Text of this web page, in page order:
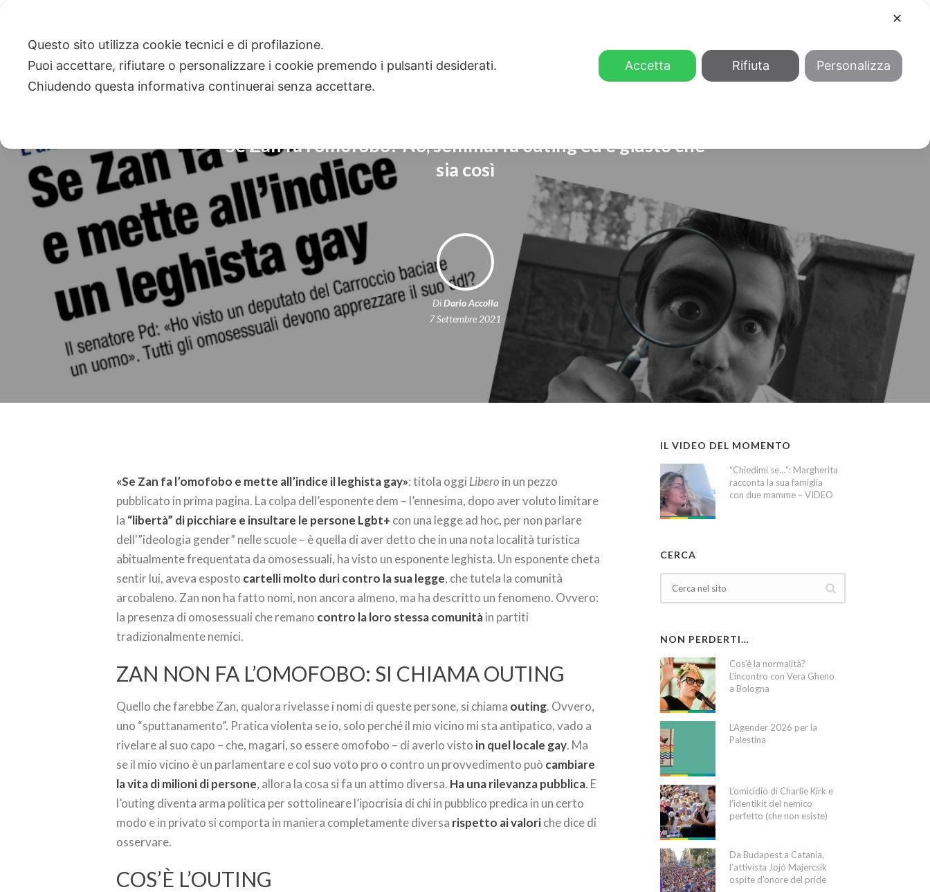
Se Zan fa l’omofobo? No, semmai fa outing ed è giusto che
sia così
DiDario Accolla
7 Settembre 2021
«Se Zan fa l’omofobo e mette all’indice il leghista gay»: titola oggi Libero in un pezzo
pubblicato in prima pagina. La colpa dell’esponente dem – l’ennesima, dopo aver voluto limitare
la “libertà” di picchiare e insultare le persone Lgbt+ con una legge ad hoc, per non parlare
dell'”ideologia gender” nelle scuole – è quella di aver detto che in una nota località turistica
abitualmente frequentata da omosessuali, ha visto un esponente leghista. Un esponente cheta
sentir lui, aveva esposto cartelli molto duri contro la sua legge, che tutela la comunità
arcobaleno. Zan non ha fatto nomi, non ancora almeno, ma ha descritto un fenomeno. Ovvero:
la presenza di omosessuali che remano contro la loro stessa comunitàin partiti
tradizionalmente nemici.
ZAN NON FA L’OMOFOBO: SI CHIAMA OUTING
Quello che farebbe Zan, qualora rivelasse i nomi di queste persone, si chiama outing. Ovvero,
uno “sputtanamento”. Pratica violenta se io, solo perché il mio vicino mi sta antipatico, vado a
rivelare al suo capo – che, magari, so essere omofobo – di averlo visto in quel locale gay. Ma
se il mio vicino è un parlamentare e col suo voto pro o contro un provvedimento può cambiare
la vita di milioni di persone, allora la cosa si fa un attimo diversa. Ha una rilevanza pubblica. E
l’outing diventa arma politica per sottolineare l’ipocrisia di chi in pubblico predica in un certo
modo e in privato si comporta in maniera completamente diversa rispetto ai valoriche dice di
osservare.
COS’È L’OUTING
IL VIDEO DEL MOMENTO
“Chiedimi se…”: Margherita
racconta la sua famiglia
con due mamme – VIDEO
CERCA
NON PERDERTI…
Cos’è la normalità?
L’incontro con Vera Gheno
a Bologna
L’Agender 2026 per la
Palestina
L’omicidio di Charlie Kirk e
l’identikit del nemico
perfetto (che non esiste)
Da Budapest a Catania,
l’attivista Jojó Majercsik
ospite d’onore del pride
✕
Questo sito utilizza cookie tecnici e di profilazione.
Puoi accettare, rifiutare o personalizzare i cookie premendo i pulsanti desiderati.
Chiudendo questa informativa continuerai senza accettare.
Accetta Rifiuta Personalizza